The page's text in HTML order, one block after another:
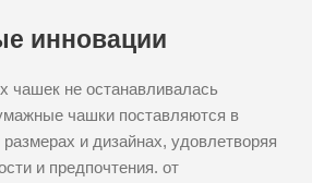
инновации
не останавливалась
чашки поставляются в
и дизайнах, удовлетворяя
и предпочтения. от